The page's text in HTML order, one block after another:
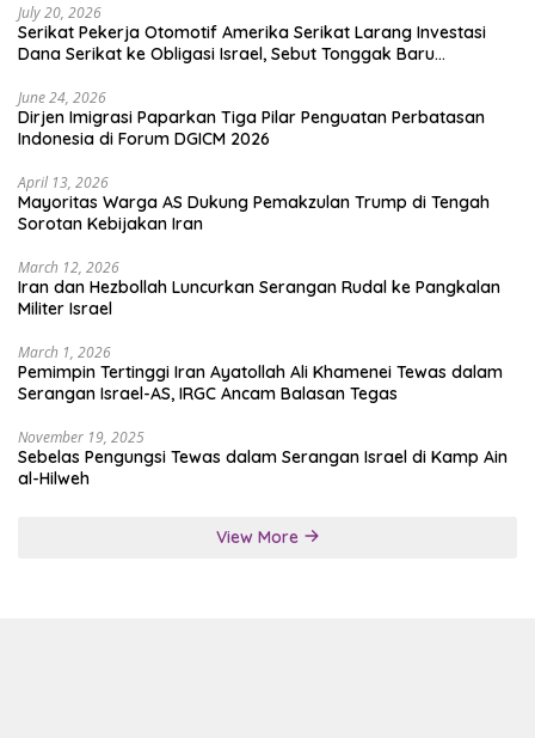
July 20, 2026
Serikat Pekerja Otomotif Amerika Serikat Larang Investasi
Dana Serikat ke Obligasi Israel, Sebut Tonggak Baru
June 24, 2026
Dirjen Imigrasi Paparkan Tiga Pilar Penguatan Perbatasan
Indonesia di Forum DGICM 2026
April 13, 2026
Mayoritas Warga AS Dukung Pemakzulan Trump di Tengah
Sorotan Kebijakan Iran
March 12, 2026
Iran dan Hezbollah Luncurkan Serangan Rudal ke Pangkalan
Militer Israel
March 1, 2026
Pemimpin Tertinggi Iran Ayatollah Ali Khamenei Tewas dalam
Serangan Israel-AS, IRGC Ancam Balasan Tegas
November 19, 2025
Sebelas Pengungsi Tewas dalam Serangan Israel di Kamp Ain
al-Hilweh
View More